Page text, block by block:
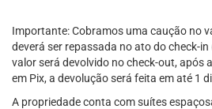
Importante: Cobramos uma caução no
deverá ser repassada no ato do check-in
valor será devolvido no check-out, após
em Pix, a devolução será feita em até 1
A propriedade conta com suítes